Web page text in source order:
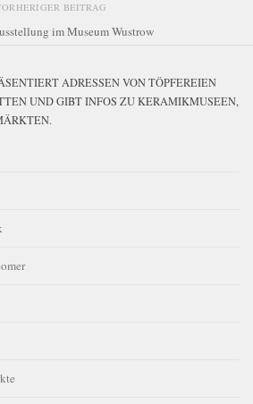
BEITRAG
im Museum Wustrow
ADRESSEN VON TÖPFEREIEN
UND GIBT INFOS ZU KERAMIKMUSEEN,